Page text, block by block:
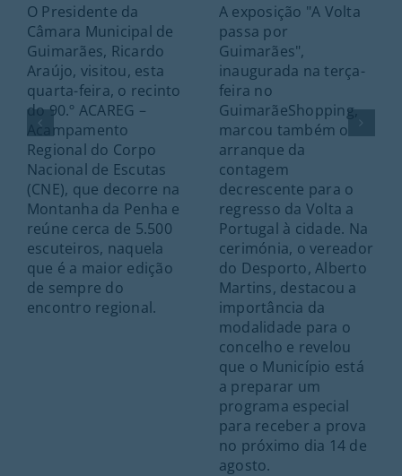
O Presidente da
Câmara Municipal de
Guimarães, Ricardo
Araújo, visitou, esta
quarta-feira, o recinto
do 90.º ACAREG –
Acampamento
Regional do Corpo
Nacional de Escutas
(CNE), que decorre na
Montanha da Penha e
reúne cerca de 5.500
escuteiros, naquela
que é a maior edição
de sempre do
encontro regional.
A exposição "A Volta
passa por
Guimarães",
inaugurada na terça-
feira no
GuimarãeShopping,
marcou também o
arranque da
contagem
decrescente para o
regresso da Volta a
Portugal à cidade. Na
cerimónia, o vereador
do Desporto, Alberto
Martins, destacou a
importância da
modalidade para o
concelho e revelou
que o Município está
a preparar um
programa especial
para receber a prova
no próximo dia 14 de
agosto.